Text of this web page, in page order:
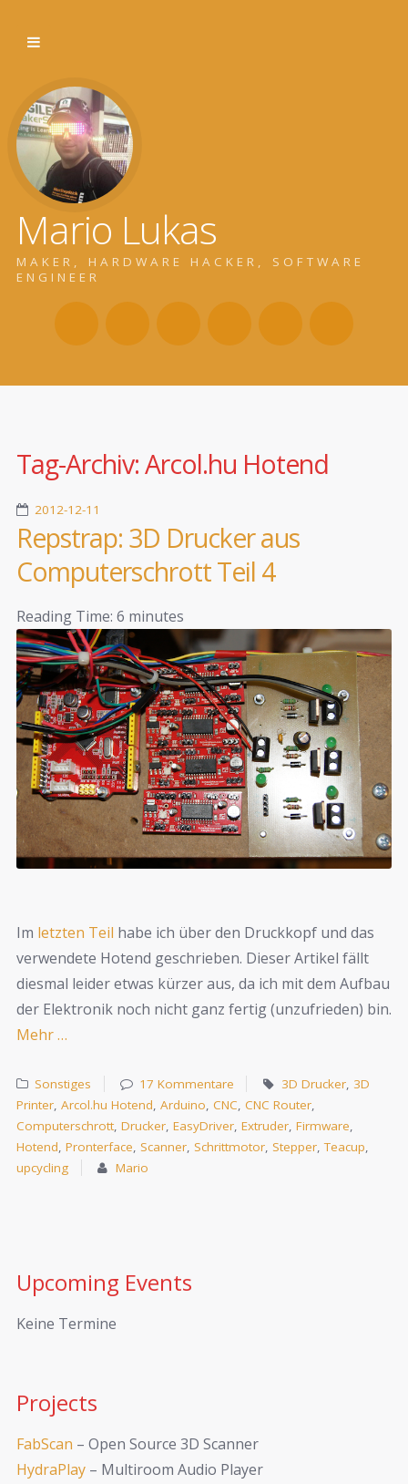
Mario Lukas
MAKER, HARDWARE HACKER, SOFTWARE
ENGINEER
Tag-Archiv:Arcol.hu Hotend
2012-12-11
Repstrap: 3D Drucker aus
Computerschrott Teil 4
Reading Time: 6 minutes
Im letzten Teil habe ich über den Druckkopf und das
verwendete Hotend geschrieben. Dieser Artikel fällt
diesmal leider etwas kürzer aus, da ich mit dem Aufbau
der Elektronik noch nicht ganz fertig (unzufrieden) bin.
Mehr …
Sonstiges 17 Kommentare 3D Drucker, 3D
Printer, Arcol.hu Hotend, Arduino, CNC, CNC Router,
Computerschrott, Drucker, EasyDriver, Extruder, Firmware,
Hotend, Pronterface, Scanner, Schrittmotor, Stepper,Teacup,
upcycling
Mario
Upcoming Events
Keine Termine
Projects
FabScan – Open Source 3D Scanner
HydraPlay – Multiroom Audio Player